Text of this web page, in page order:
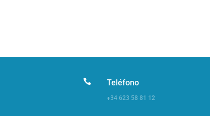
 Teléfono
+34 623 58 81 12